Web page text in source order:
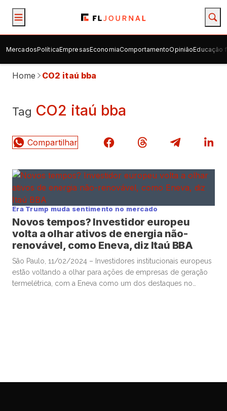
MercadosPolíticaEmpresasEconomiaComportamentoOpiniãoEducação
Home CO2 itaú bba
Tag CO2 itaú bba
Era Trump muda sentimento no mercado
Novos tempos? Investidor europeu
volta a olhar ativos de energia não-
renovável, como Eneva, diz Itaú BBA
São Paulo, 11/02/2024 – Investidores institucionais europeus
estão voltando a olhar para ações de empresas de geração
termelétrica, com a Eneva como um dos destaques no